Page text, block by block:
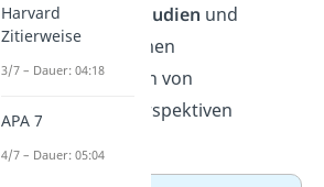
Fasse wichtige
Studien und
Modellezusammen
Zeige, wie du dich von
bestehenden Perspektiven
Harvard
Zitierweise
3/7 – Dauer: 04:18
APA 7
4/7 – Dauer: 05:04